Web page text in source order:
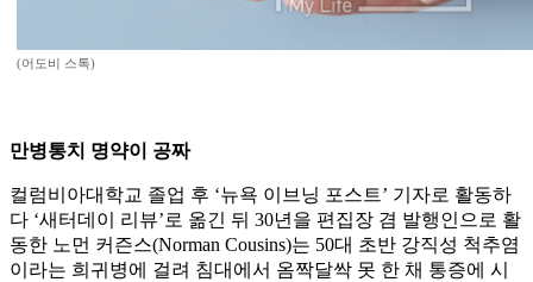
(어도비 스톡)
만병통치 명약이 공짜
컬럼비아대학교 졸업 후 ‘뉴욕 이브닝 포스트’ 기자로 활동하
다 ‘새터데이 리뷰’로 옮긴 뒤 30년을 편집장 겸 발행인으로 활
동한 노먼 커즌스(Norman Cousins)는 50대 초반 강직성 척추염
이라는 희귀병에 걸려 침대에서 옴짝달싹 못 한 채 통증에 시